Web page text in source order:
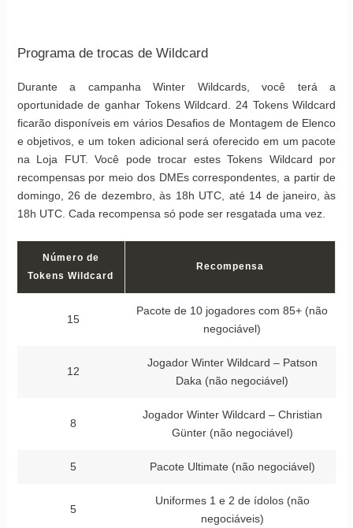
Programa de trocas de Wildcard
Durante a campanha Winter Wildcards, você terá a
oportunidade de ganhar Tokens Wildcard. 24 Tokens Wildcard
ficarão disponíveis em vários Desafios de Montagem de Elenco
e objetivos, e um token adicional será oferecido em um pacote
na Loja FUT. Você pode trocar estes Tokens Wildcard por
recompensas por meio dos DMEs correspondentes, a partir de
domingo, 26 de dezembro, às 18h UTC, até 14 de janeiro, às
18h UTC. Cada recompensa só pode ser resgatada uma vez.
Número de
Tokens Wildcard
Recompensa
15
Pacote de 10 jogadores com 85+ (não
negociável)
12
Jogador Winter Wildcard – Patson
Daka (não negociável)
8
Jogador Winter Wildcard – Christian
Günter (não negociável)
5 Pacote Ultimate (não negociável)
5
Uniformes 1 e 2 de ídolos (não
negociáveis)